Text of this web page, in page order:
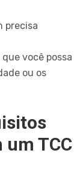
precisa
você possa
ou os
TCC